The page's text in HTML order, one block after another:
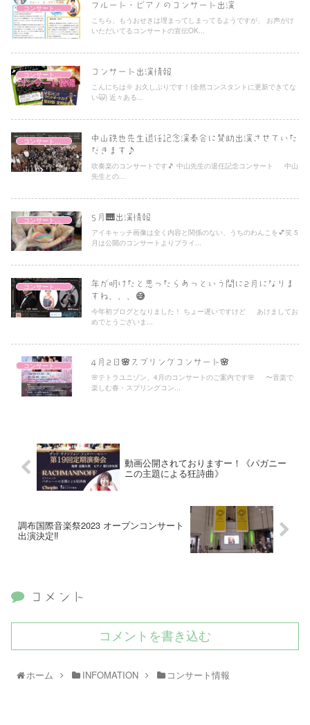
コンサート情報 フルート・ピアノのコンサート出演
こちら、もうおせきは埋まってしまってるようですが、 お声がけ
いただいてるコンサートの宣伝OK...
コンサート情報 コンサート出演情報
こんにちは🌞 お久しぶりです！(全然コンスタントに更新できてな
い🙀) 近々ある...
コンサート情報
中山鉄也先生退任記念演奏会に賛助出演させていた
だきます♪
吹奏楽のコンサートです🎵 中山先生の退任記念コンサート 中山
先生との...
コンサート情報 5月🎹出演情報
アイキャッチ画像は全く内容と関係のない、うちのわんこを💕笑 5
月は公開のコンサートよりプライ...
コンサート情報
年が明けたと思ったらあっという間に2月になりま
すね、、、😅
今年初ブログとなりました！ ちょー遅いですけど あけましてお
めでとうございま...
コンサート情報 4月2日🌸スプリングコンサート🌸
🌸テトラユニゾン、4月のコンサートのご案内です🌸 〜音楽で
楽しむ春・スプリングコン...
動画公開されておりますー！《パガニー
ニの主題による狂詩曲》
調布国際音楽祭2023 オープンコンサート
出演決定‼️
コメント
コメントを書き込む
ホーム INFOMATION コンサート情報